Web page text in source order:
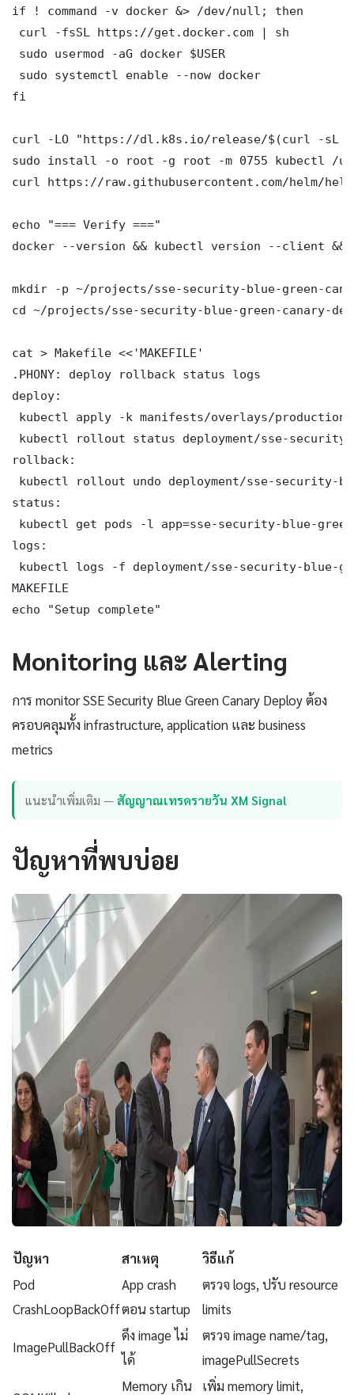
if ! command -v docker &> /dev/null; then
curl -fsSL https://get.docker.com | sh
sudo usermod -aG docker $USER
sudo systemctl enable --now docker
fi
curl -LO "https://dl.k8s.io/release/$(curl -sL
sudo install -o root -g root -m 0755 kubectl /
curl https://raw.githubusercontent.com/helm/
echo "=== Verify ==="
docker --version && kubectl version --client &&
mkdir -p ~/projects/sse-security-blue-green-
cd ~/projects/sse-security-blue-green-canary-
cat > Makefile <<'MAKEFILE'
.PHONY: deploy rollback status logs
deploy:
kubectl apply -k manifests/overlays/production/
kubectl rollout status deployment/sse-security-
rollback:
kubectl rollout undo deployment/sse-security-
status:
kubectl get pods -l app=sse-security-blue-
logs:
kubectl logs -f deployment/sse-security-blue-
MAKEFILE
echo "Setup complete"
Monitoring และ Alerting
การ monitor SSE Security Blue Green Canary Deploy ต้อง
ครอบคลุมทั้ง infrastructure, application และ business
metrics
แนะนำเพิ่มเติม —สัญญาณเทรดรายวัน XM Signal
ปัญหาที่พบบ่อย
ปัญหา สาเหตุ
วิธีแก้
Pod
CrashLoopBackOff
App crash
ตอน startup
ตรวจ logs, ปรับ resource
limits
ImagePullBackOff
ดึง image ไม่
ได้
ตรวจ image name/tag,
imagePullSecrets
Memory เกิน เพิ่ม memory limit,